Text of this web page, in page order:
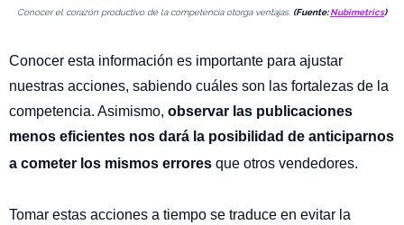
Conocer el corazón productivo de la competencia otorga ventajas. (Fuente:Nubimetrics)
Conocer esta información es importante para ajustar
nuestras acciones, sabiendo cuáles son las fortalezas de la
competencia. Asimismo, observar las publicaciones
menos eficientes nos dará la posibilidad de anticiparnos
a cometer los mismos errores que otros vendedores.
Tomar estas acciones a tiempo se traduce en evitar la